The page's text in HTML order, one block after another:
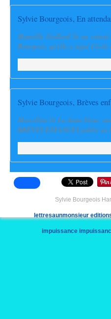
Sylvie Bourgeois, En
Manoëlle Gaillard lit un extrait
Bourgeois, qu'elle a signé
Sylvie Bourgeois, Brèves
Marcelline lit La dame bleue,
BRÈVES ENFANCES publié
Sylvie Bourgeois
lettresaunmonsieur
impuissance